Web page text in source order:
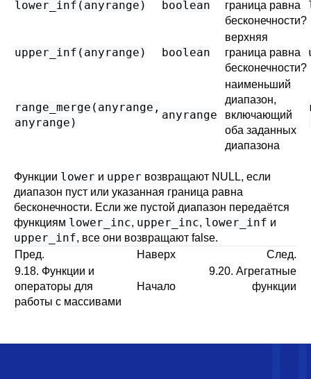
lower_inf ( anyrange ) boolean
граница равна
бесконечности?
upper_inf ( anyrange ) boolean
верхняя
граница равна
бесконечности?
range_merge ( anyrange ,
anyrange )
anyrange
наименьший
диапазон,
включающий
оба заданных
диапазона
Функции lower и upper возвращают NULL, если
диапазон пуст или указанная граница равна
бесконечности. Если же пустой диапазон передаётся
функциям lower_inc, upper_inc, lower_inf и
upper_inf, все они возвращают false.
Пред.
Наверх
След.
9.18. Функции и
операторы для
работы с массивами
Начало
9.20. Агрегатные
функции